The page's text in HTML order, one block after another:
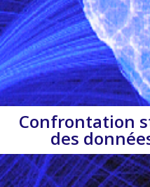
Confrontation
des